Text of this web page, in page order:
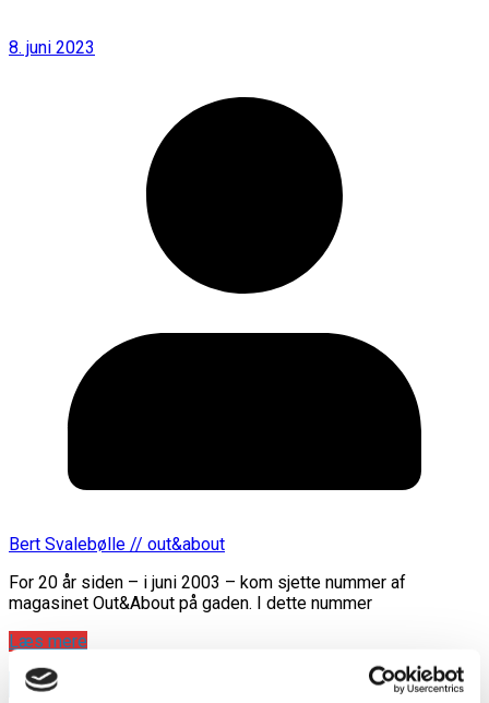
8. juni 2023
Bert Svalebølle // out&about
For 20 år siden – i juni 2003 – kom sjette nummer af
magasinet Out&About på gaden. I dette nummer
Læs mere
annonce